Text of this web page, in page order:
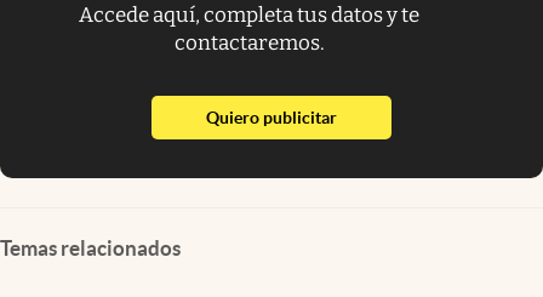
Accede aquí, completa tus datos y te
contactaremos.
Quiero publicitarabre en nueva pestaña
Temas relacionados